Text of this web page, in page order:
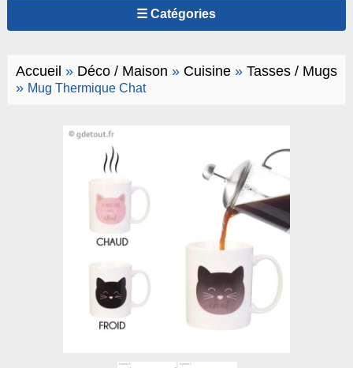
☰ Catégories
Accueil » Déco / Maison » Cuisine» Tasses / Mugs
» Mug Thermique Chat